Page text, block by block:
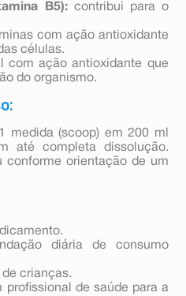
B5):contribui para o
com ação antioxidante
células.
com ação antioxidante que
do organismo.
medida (scoop) em 200 ml
até completa dissolução.
conforme orientação de um
diária de consumo
crianças.
profissional de saúde para a